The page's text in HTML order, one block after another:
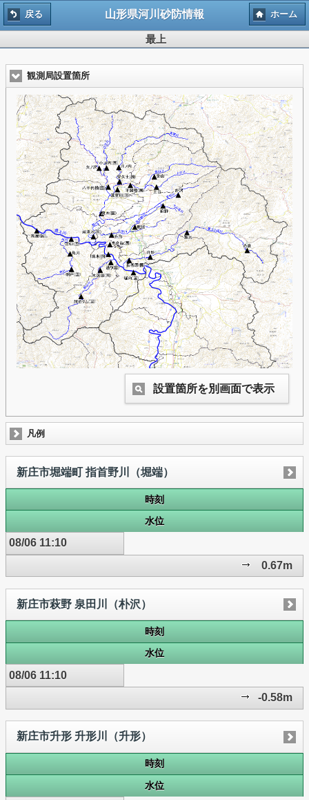
戻る 山形県河川砂防情報 ホーム
最上
観測局設置箇所
設置箇所を別画面で表示
凡例
新庄市堀端町 指首野川（堀端）
時刻
水位
08/06 11:10
0.67m
新庄市萩野 泉田川（朴沢）
時刻
水位
08/06 11:10
-0.58m
新庄市升形 升形川（升形）
時刻
水位